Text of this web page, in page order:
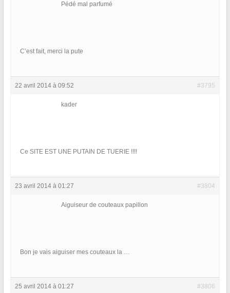
Pédé mal parfumé
C’est fait, merci la pute
22 avril 2014 à 09:52 #3795
kader
Ce SITE EST UNE PUTAIN DE TUERIE !!!!
23 avril 2014 à 01:27 #3804
Aiguiseur de couteaux papillon
Bon je vais aiguiser mes couteaux la …
25 avril 2014 à 01:27 #3806